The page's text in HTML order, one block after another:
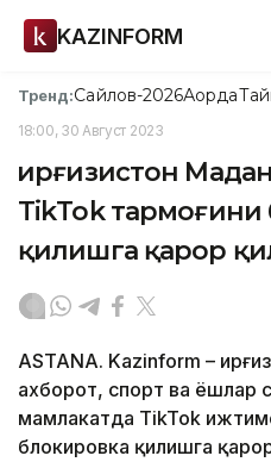
KAZINFORM
Тренд:Сайлов-2026Ақорда
18:00, 30 Август 2023
Қирғизистон
TikTok тармоғини
қилишга қарор
ASTANA. Kazinform –
ахборот, спорт ва ёшлар
мамлакатда TikTok
блокировка қилишга